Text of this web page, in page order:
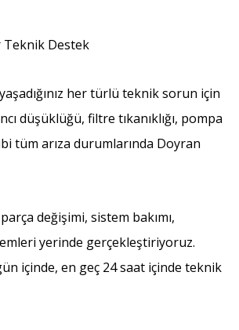
Teknik Destek
her türlü teknik sorun için
düşüklüğü, filtre tıkanıklığı, pompa
tüm arıza durumlarında Doyran
değişimi, sistem bakımı,
yerinde gerçekleştiriyoruz.
içinde, en geç 24 saat içinde teknik